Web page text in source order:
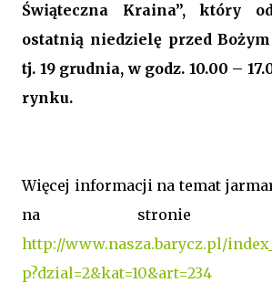
Świąteczna Kraina”, który
ostatnią niedzielę przed
tj. 19 grudnia, w godz. 10.00 –
rynku.
Więcej informacji na temat
na stronie
http://www.nasza.barycz.pl/
p?dzial=2&kat=10&art=234